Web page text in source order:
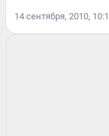
14 сентября, 2010,